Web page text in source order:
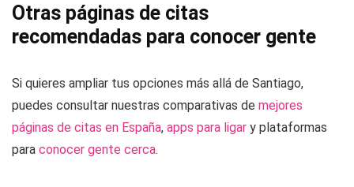
Otras páginas de citas
recomendadas para conocer gente
Si quieres ampliar tus opciones más allá de Santiago,
puedes consultar nuestras comparativas de mejores
páginas de citas en España, apps para ligar y plataformas
para conocer gente cerca.